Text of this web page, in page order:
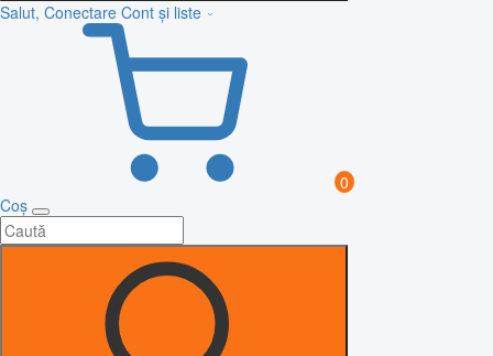
Salut, Conectare Cont și liste
0
Coș